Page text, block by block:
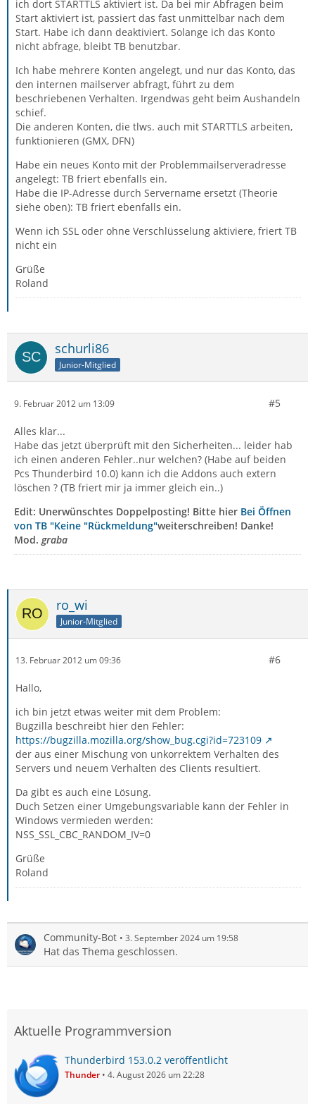
ich dort STARTTLS aktiviert ist. Da bei mir Abfragen beim
Start aktiviert ist, passiert das fast unmittelbar nach dem
Start. Habe ich dann deaktiviert. Solange ich das Konto
nicht abfrage, bleibt TB benutzbar.
Ich habe mehrere Konten angelegt, und nur das Konto, das
den internen mailserver abfragt, führt zu dem
beschriebenen Verhalten. Irgendwas geht beim Aushandeln
schief.
Die anderen Konten, die tlws. auch mit STARTTLS arbeiten,
funktionieren (GMX, DFN)
Habe ein neues Konto mit der Problemmailserveradresse
angelegt: TB friert ebenfalls ein.
Habe die IP-Adresse durch Servername ersetzt (Theorie
siehe oben): TB friert ebenfalls ein.
Wenn ich SSL oder ohne Verschlüsselung aktiviere, friert TB
nicht ein
Grüße
Roland
schurli86
Junior-Mitglied
9. Februar 2012 um 13:09 #5
Alles klar...
Habe das jetzt überprüft mit den Sicherheiten... leider hab
ich einen anderen Fehler..nur welchen? (Habe auf beiden
Pcs Thunderbird 10.0) kann ich die Addons auch extern
löschen ? (TB friert mir ja immer gleich ein..)
Edit: Unerwünschtes Doppelposting! Bitte hier Bei Öffnen
von TB "Keine "Rückmeldung"weiterschreiben! Danke!
Mod. graba
ro_wi
Junior-Mitglied
13. Februar 2012 um 09:36 #6
Hallo,
ich bin jetzt etwas weiter mit dem Problem:
Bugzilla beschreibt hier den Fehler:
https://bugzilla.mozilla.org/show_bug.cgi?id=723109
der aus einer Mischung von unkorrektem Verhalten des
Servers und neuem Verhalten des Clients resultiert.
Da gibt es auch eine Lösung.
Duch Setzen einer Umgebungsvariable kann der Fehler in
Windows vermieden werden:
NSS_SSL_CBC_RANDOM_IV=0
Grüße
Roland
Community-Bot 3. September 2024 um 19:58
Hat das Thema geschlossen.
Aktuelle Programmversion
Thunderbird 153.0.2 veröffentlicht
Thunder 4. August 2026 um 22:28